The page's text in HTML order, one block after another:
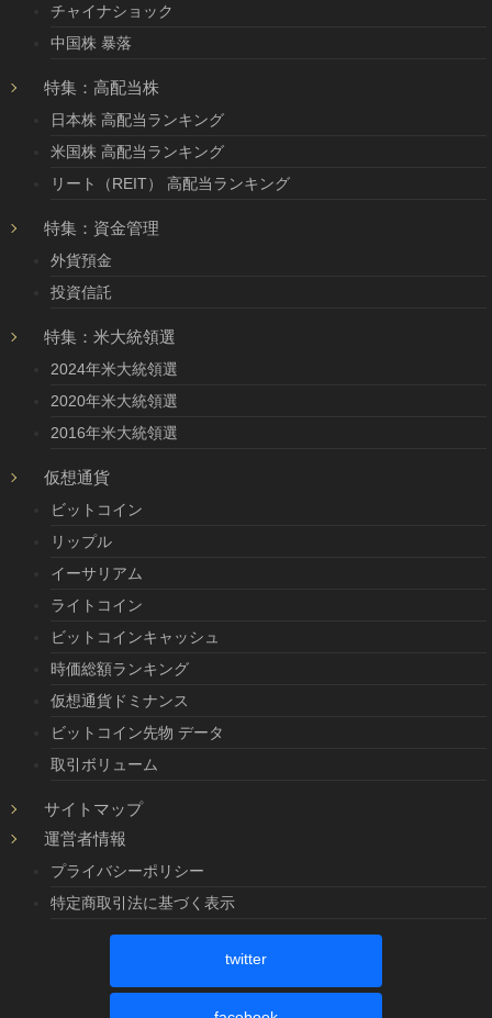
チャイナショック
中国株 暴落
特集：高配当株
日本株 高配当ランキング
米国株 高配当ランキング
リート（REIT） 高配当ランキング
特集：資金管理
外貨預金
投資信託
特集：米大統領選
2024年米大統領選
2020年米大統領選
2016年米大統領選
仮想通貨
ビットコイン
リップル
イーサリアム
ライトコイン
ビットコインキャッシュ
時価総額ランキング
仮想通貨ドミナンス
ビットコイン先物 データ
取引ボリューム
サイトマップ
運営者情報
プライバシーポリシー
特定商取引法に基づく表示
twitter